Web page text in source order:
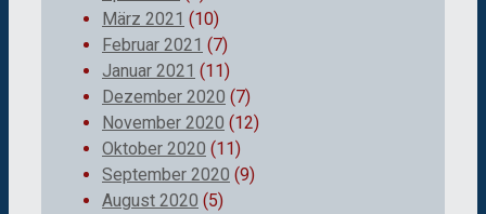
März 2021 (10)
Februar 2021 (7)
Januar 2021 (11)
Dezember 2020 (7)
November 2020 (12)
Oktober 2020 (11)
September 2020 (9)
August 2020 (5)